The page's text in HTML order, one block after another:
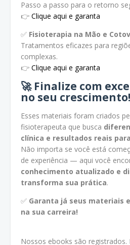
Passo a passo para o retorno
👉 Clique aqui e garanta
✅ Fisioterapia na Mão e
Tratamentos eficazes para
complexas.
👉 Clique aqui e garanta
🚀 Finalize com
no seu crescimento!
Esses materiais foram criados
fisioterapeuta que busca
clínica e resultados reais
Não importa se você está
de experiência — aqui você
conhecimento atualizado e
transforma sua prática.
✅ Garanta já seus materiais
na sua carreira!
Nossos ebooks são registrados.